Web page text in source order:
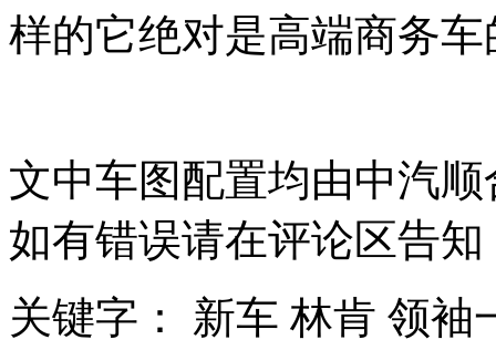
样的它绝对是高端商务
文中车图配置均由中汽
如有错误请在评论区告
关键字： 新车 林肯 领袖